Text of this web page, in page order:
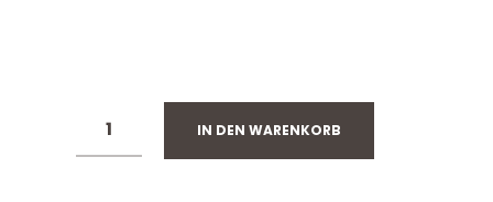
IN DEN WARENKORB